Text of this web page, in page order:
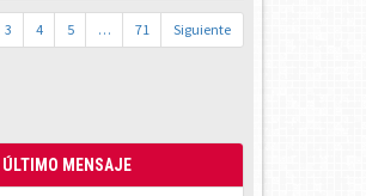
3 4 5 … 71 Siguiente
ÚLTIMO MENSAJE